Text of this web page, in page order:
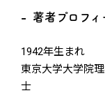
著者プロフィ
1942年生まれ
東京大学大学院
士